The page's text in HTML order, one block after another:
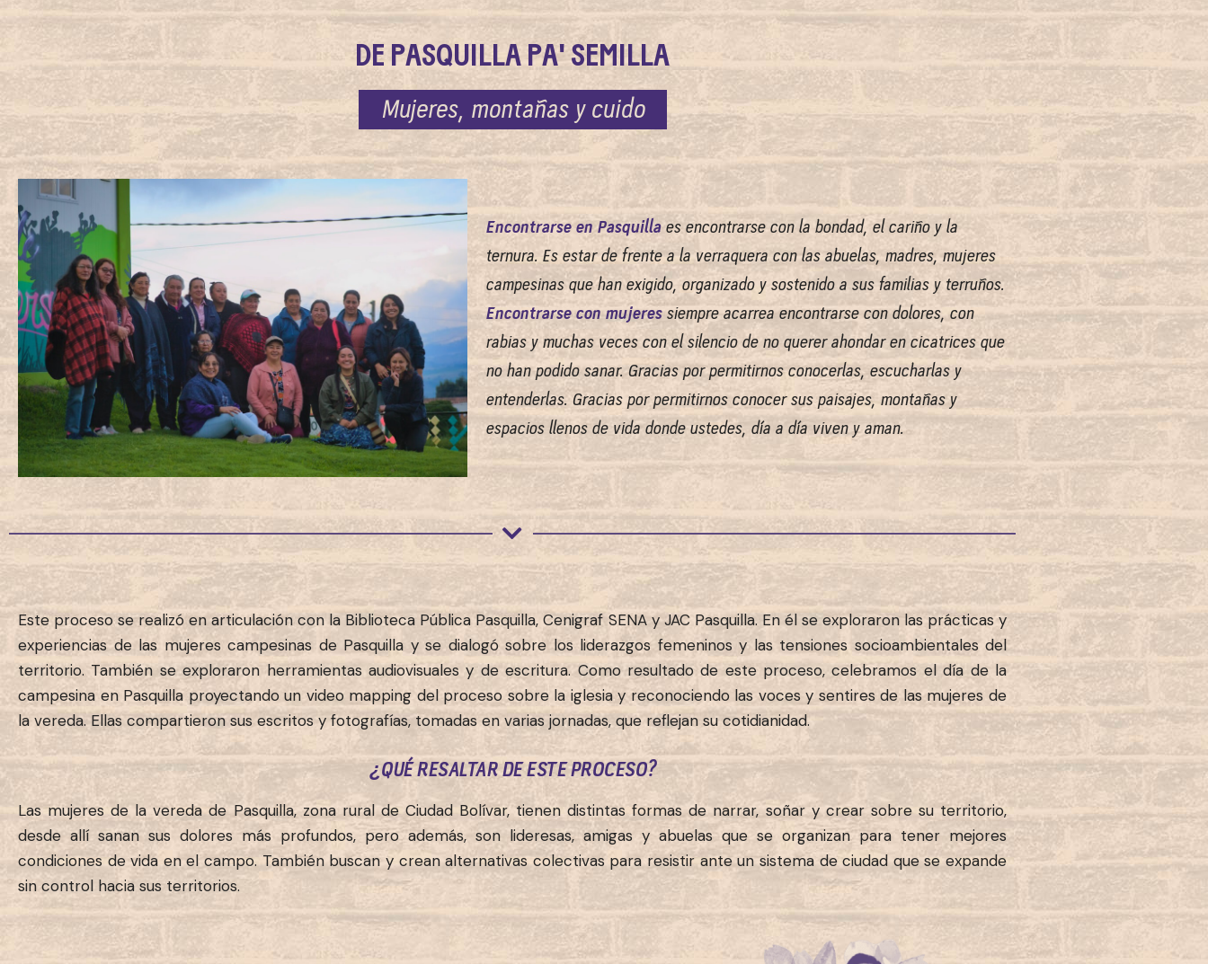
DE PASQUILLA PA' SEMILLA
Mujeres, montañas y cuido
Encontrarse en Pasquillaes encontrarse con la bondad, el cariño y la
ternura. Es estar de frente a la verraquera con las abuelas, madres, mujeres
campesinas que han exigido, organizado y sostenido a sus familias y terruños.
Encontrarse con mujeressiempre acarrea encontrarse con dolores, con
rabias y muchas veces con el silencio de no querer ahondar en cicatrices que
no han podido sanar. Gracias por permitirnos conocerlas, escucharlas y
entenderlas. Gracias por permitirnos conocer sus paisajes, montañas y
espacios llenos de vida donde ustedes, día a día viven y aman.
Este proceso se realizó en articulación con la Biblioteca Pública Pasquilla, Cenigraf SENA y JAC Pasquilla. En él se exploraron las prácticas y
experiencias de las mujeres campesinas de Pasquilla y se dialogó sobre los liderazgos femeninos y las tensiones socioambientales del
territorio. También se exploraron herramientas audiovisuales y de escritura. Como resultado de este proceso, celebramos el día de la
campesina en Pasquilla proyectando un video mapping del proceso sobre la iglesia y reconociendo las voces y sentires de las mujeres de
la vereda. Ellas compartieron sus escritos y fotografías, tomadas en varias jornadas, que reflejan su cotidianidad.
¿QUÉ RESALTAR DE ESTE PROCESO?
Las mujeres de la vereda de Pasquilla, zona rural de Ciudad Bolívar, tienen distintas formas de narrar, soñar y crear sobre su territorio,
desde allí sanan sus dolores más profundos, pero además, son lideresas, amigas y abuelas que se organizan para tener mejores
condiciones de vida en el campo. También buscan y crean alternativas colectivas para resistir ante un sistema de ciudad que se expande
sin control hacia sus territorios.